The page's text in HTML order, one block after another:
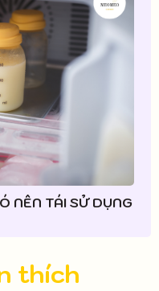
NÊN TÁI SỬ DỤNG
thích